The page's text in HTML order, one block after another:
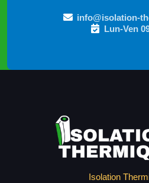
info@isolation-
Lun-Ven
Isolation